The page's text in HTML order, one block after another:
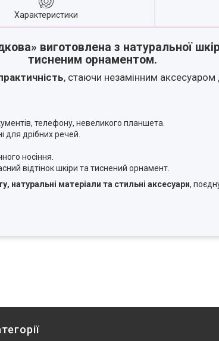
Характеристики
виготовлена з натуральної
тисненим орнаментом.
, стаючи незамінним
телефону, невеликого планшета.
для дрібних речей.
носіння.
відтінок шкіри та тиснений орнамент.
натуральні матеріали та стильні аксесуари,